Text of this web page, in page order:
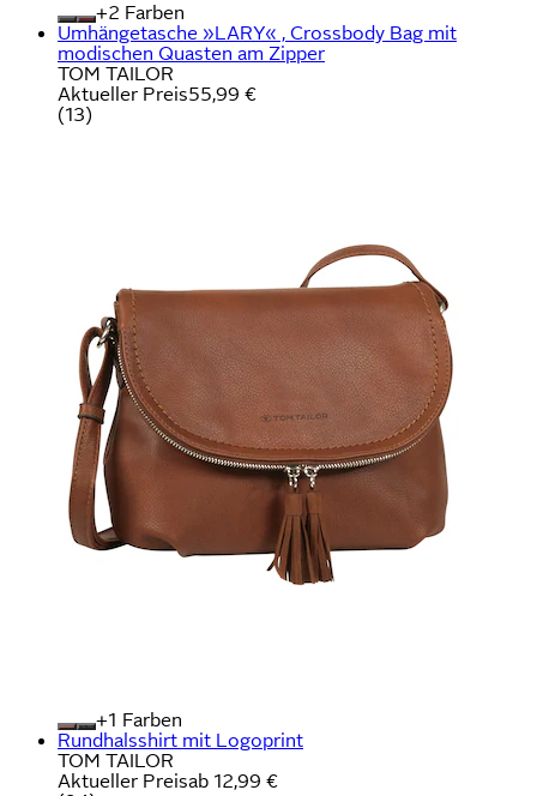
+
Farben
Umhängetasche »LARY« , Crossbody Bag mit
modischen Quasten am Zipper
TOM TAILOR
Aktueller Preis55,99 €
(13)
+
Farben
Rundhalsshirt mit Logoprint
TOM TAILOR
Aktueller Preisab 12,99 €